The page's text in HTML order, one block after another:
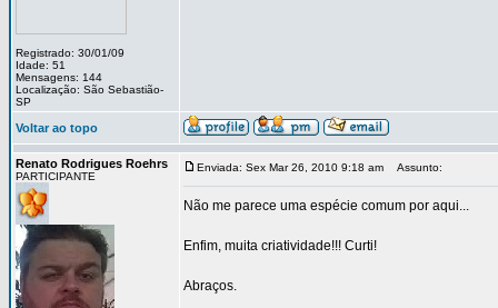
Registrado: 30/01/09
Idade: 51
Mensagens: 144
Localização: São Sebastião-
SP
Voltar ao topo
Renato Rodrigues Roehrs
PARTICIPANTE
Enviada: Sex Mar 26, 2010 9:18 am Assunto:
Não me parece uma espécie comum por aqui...
Enfim, muita criatividade!!! Curti!
Abraços.